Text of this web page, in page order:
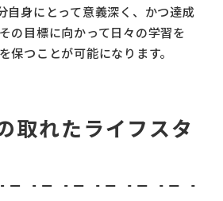
自身にとって意義深く、かつ達成
の目標に向かって日々の学習を
保つことが可能になります。
取れたライフスタ